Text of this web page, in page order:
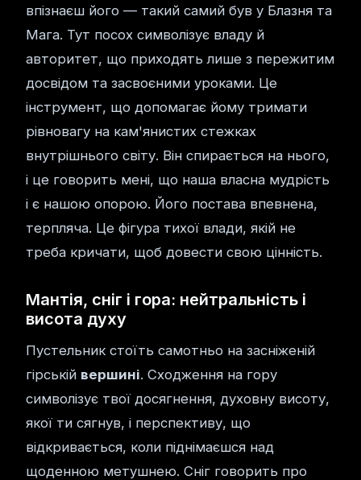
впізнаєш його — такий самий був у Блазня та
Мага. Тут посох символізує владу й
авторитет, що приходять лише з пережитим
досвідом та засвоєними уроками. Це
інструмент, що допомагає йому тримати
рівновагу на кам'янистих стежках
внутрішнього світу. Він спирається на нього,
і це говорить мені, що наша власна мудрість
і є нашою опорою. Його постава впевнена,
терпляча. Це фігура тихої влади, якій не
треба кричати, щоб довести свою цінність.
Мантія, сніг і гора: нейтральність і
висота духу
Пустельник стоїть самотньо на засніженій
гірській вершині. Сходження на гору
символізує твої досягнення, духовну висоту,
якої ти сягнув, і перспективу, що
відкривається, коли піднімаєшся над
щоденною метушнею. Сніг говорить про